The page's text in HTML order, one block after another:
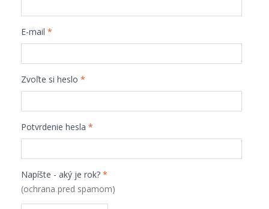
E-mail *
Zvoľte si heslo *
Potvrdenie hesla *
Napíšte - aký je rok? *
(ochrana pred spamom)